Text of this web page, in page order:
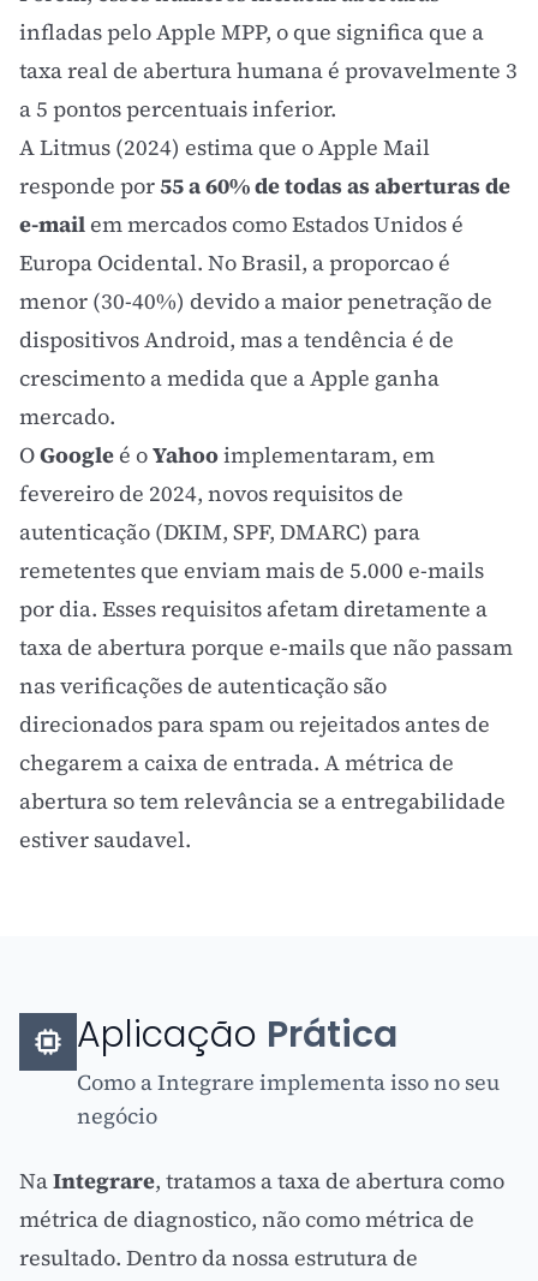
infladas pelo Apple MPP, o que significa que a
taxa real de abertura humana é provavelmente 3
a 5 pontos percentuais inferior.
A Litmus (2024) estima que o Apple Mail
responde por55 a 60% de todas as aberturas de
e-mailem mercados como Estados Unidos é
Europa Ocidental. No Brasil, a proporcao é
menor (30-40%) devido a maior penetração de
dispositivos Android, mas a tendência é de
crescimento a medida que a Apple ganha
mercado.
OGoogleé oYahooimplementaram, em
fevereiro de 2024, novos requisitos de
autenticação (DKIM, SPF, DMARC) para
remetentes que enviam mais de 5.000 e-mails
por dia. Esses requisitos afetam diretamente a
taxa de abertura porque e-mails que não passam
nas verificações de autenticação são
direcionados para spam ou rejeitados antes de
chegarem a caixa de entrada. Amétricade
abertura so tem relevância se a entregabilidade
estiver saudavel.
Aplicação Prática
Como a Integrare implementa isso no seu
negócio
NaIntegrare, tratamos a taxa de abertura como
métrica de diagnostico, não como métrica de
resultado. Dentro da nossa estrutura de